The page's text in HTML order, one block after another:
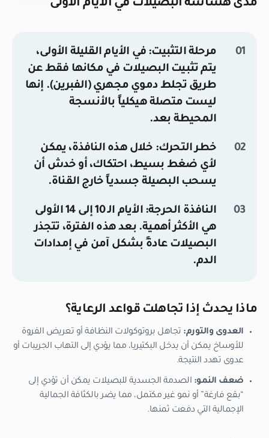
مدى هشاشة البصيلات في الأيام الأولى
مرحلة التثبيت: في الأيام القليلة الأولى،
يتم تثبيت البصيلات في مكانها فقط عن
طريق تجلط دموي مجهري (الفبرين). إنها
ليست متصلة هيكلياً بالأنسجة
المحيطة بعد.
خطر التحرك: خلال هذه النافذة، يمكن
لأي ضغط بسيط، احتكاك، أو خدش أن
يسحب البصيلة جسدياً خارج القناة.
النافذة الحرجة:
الأيام الـ 10 إلى 14 الأولى
هي الأكثر أهمية. بعد هذه الفترة، تتجذر
البصيلات عادةً بشكل آمن في إمدادات
الدم.
ماذا يحدث إذا تجاهلت قواعد الرعاية؟
العدوى والتورم: تجاهل بروتوكولات النظافة أو تعريض الفروة
للأوساخ يمكن أن يدخل البكتيريا، مما يؤدي إلى التهاب الجريبات أو
عدوى تهدد النتيجة.
ضعف النمو: الصدمة الجسدية للبصيلات يمكن أن تؤدي إلى
“بقع فارغة” أو نمو غير مكتمل، مما يضر بالكثافة الجمالية
الإجمالية التي دفعت ثمنها.